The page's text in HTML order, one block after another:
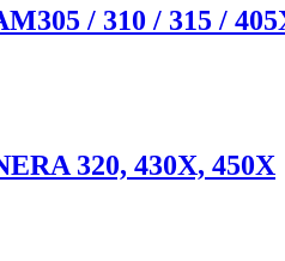
/ 310 / 315 /
320, 430X, 450X